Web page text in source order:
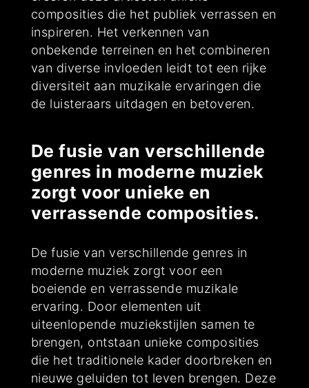
composities die het publiek verrassen en
inspireren. Het verkennen van
onbekende terreinen en het combineren
van diverse invloeden leidt tot een rijke
diversiteit aan muzikale ervaringen die
de luisteraars uitdagen en betoveren.
De fusie van verschillende
genres in moderne muziek
zorgt voor unieke en
verrassende composities.
De fusie van verschillende genres in
moderne muziek zorgt voor een
boeiende en verrassende muzikale
ervaring. Door elementen uit
uiteenlopende muziekstijlen samen te
brengen, ontstaan unieke composities
die het traditionele kader doorbreken en
nieuwe geluiden tot leven brengen. Deze